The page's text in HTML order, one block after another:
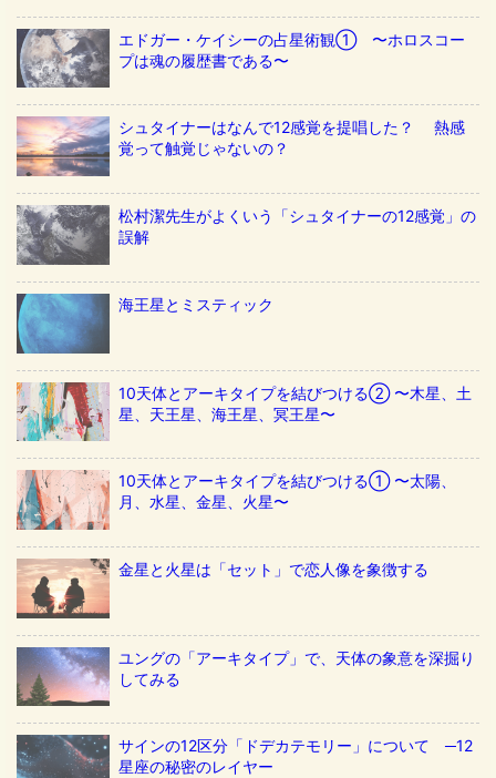
エドガー・ケイシーの占星術観① 〜ホロスコー
プは魂の履歴書である〜
シュタイナーはなんで12感覚を提唱した？ 熱感
覚って触覚じゃないの？
松村潔先生がよくいう「シュタイナーの12感覚」の
誤解
海王星とミスティック
10天体とアーキタイプを結びつける② 〜木星、土
星、天王星、海王星、冥王星〜
10天体とアーキタイプを結びつける① 〜太陽、
月、水星、金星、火星〜
金星と火星は「セット」で恋人像を象徴する
ユングの「アーキタイプ」で、天体の象意を深掘り
してみる
サインの12区分「ドデカテモリー」について ─12
星座の秘密のレイヤー